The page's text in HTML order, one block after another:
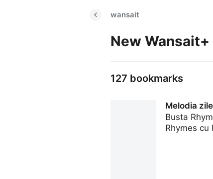
wansait
New Wansait+
127 bookmarks
Melodia
Busta
Rhymes cu